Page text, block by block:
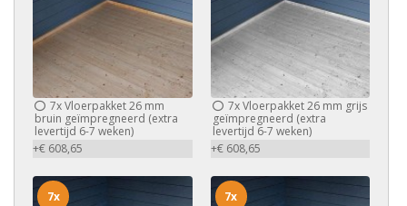
7xVloerpakket 26 mm
bruin geïmpregneerd (extra
levertijd 6-7 weken)
+€ 608,65
7xVloerpakket 26 mm grijs
geïmpregneerd (extra
levertijd 6-7 weken)
+€ 608,65
7x 7x